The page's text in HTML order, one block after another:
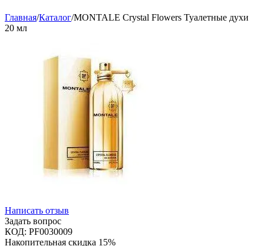
Главная/Каталог/MONTALE Crystal Flowers Туалетные духи
20 мл
Написать отзыв
Задать вопрос
КОД: PF0030009
Накопительная скидка 15%